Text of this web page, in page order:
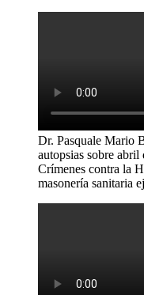
Dr. Pasquale Mario
autopsias sobre
Crímenes contra la
masonería sanitaria